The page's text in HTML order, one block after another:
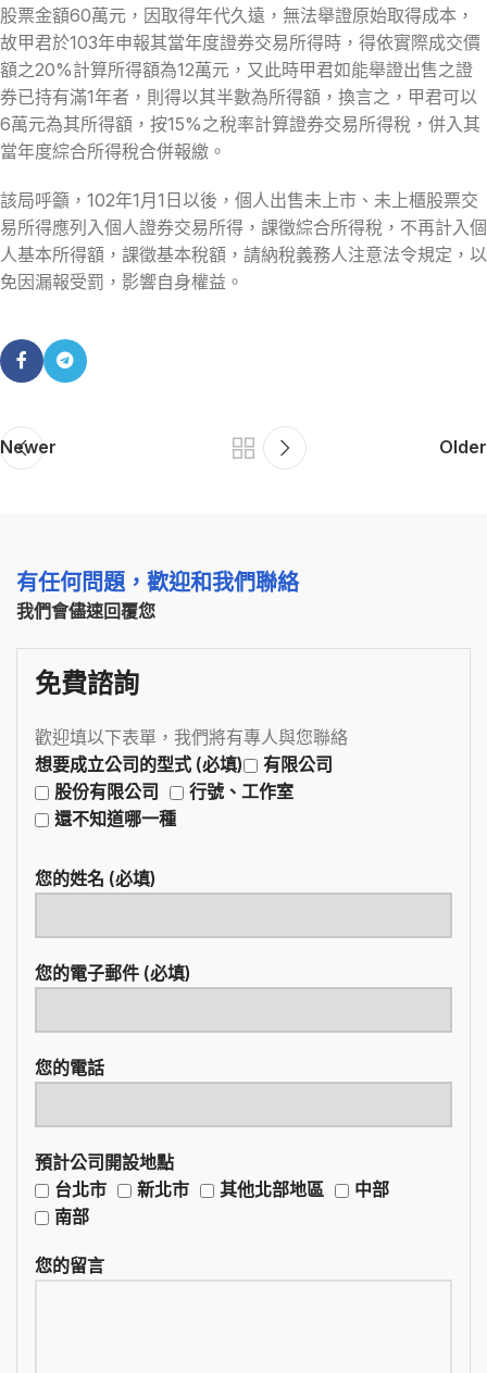
股票金額60萬元，因取得年代久遠，無法舉證原始取得成本，
故甲君於103年申報其當年度證券交易所得時，得依實際成交價
額之20%計算所得額為12萬元，又此時甲君如能舉證出售之證
券已持有滿1年者，則得以其半數為所得額，換言之，甲君可以
6萬元為其所得額，按15%之稅率計算證券交易所得稅，併入其
當年度綜合所得稅合併報繳。
該局呼籲，102年1月1日以後，個人出售未上市、未上櫃股票交
易所得應列入個人證券交易所得，課徵綜合所得稅，不再計入個
人基本所得額，課徵基本稅額，請納稅義務人注意法令規定，以
免因漏報受罰，影響自身權益。
Newer Older
有任何問題，歡迎和我們聯絡
我們會儘速回覆您
免費諮詢
歡迎填以下表單，我們將有專人與您聯絡
想要成立公司的型式 (必填)
有限公司
股份有限公司
行號、工作室
還不知道哪一種
您的姓名 (必填)
您的電子郵件 (必填)
您的電話
預計公司開設地點
台北市
新北市 其他北部地區
中部
南部
您的留言